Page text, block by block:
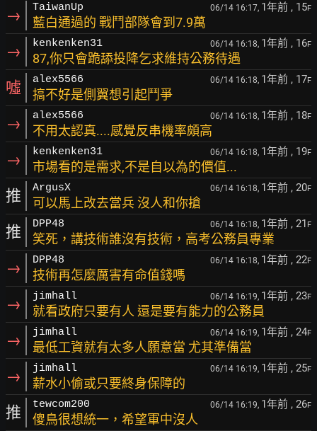
→ TaiwanUp 06/14 16:17, 1年前 , 15F
藍白通過的 戰鬥部隊會到7.9萬
→ kenkenken31 06/14 16:18, 1年前 , 16F
87,你只會跪舔投降乞求維持公務待遇
噓 alex5566 06/14 16:18, 1年前 , 17F
搞不好是側翼想引起鬥爭
→ alex5566 06/14 16:18, 1年前 , 18F
不用太認真....感覺反串機率頗高
→ kenkenken31 06/14 16:18, 1年前 , 19F
市場看的是需求,不是自以為的價值...
推 ArgusX 06/14 16:18, 1年前 , 20F
可以馬上改去當兵 沒人和你搶
推 DPP48 06/14 16:18, 1年前 , 21 F
笑死，講技術誰沒有技術，高考公務員專業
→ DPP48 06/14 16:18, 1年前 , 22F
技術再怎麼厲害有命值錢嗎
→ jimhall 06/14 16:19, 1年前 , 23F
就看政府只要有人 還是要有能力的公務員
→ jimhall 06/14 16:19, 1年前 , 24F
最低工資就有太多人願意當 尤其準備當
→ jimhall 06/14 16:19, 1年前 , 25F
薪水小偷或只要終身保障的
推 tewcom200 06/14 16:19, 1年前 , 26F
傻鳥很想統一，希望軍中沒人